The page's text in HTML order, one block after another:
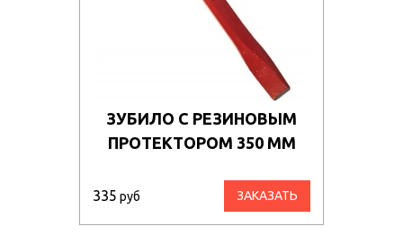
ЗУБИЛО С РЕЗИНОВЫМ
ПРОТЕКТОРОМ 350 ММ
335 руб ЗАКАЗАТЬ